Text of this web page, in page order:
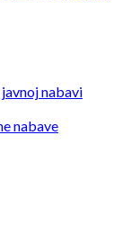
nabavi
nabave